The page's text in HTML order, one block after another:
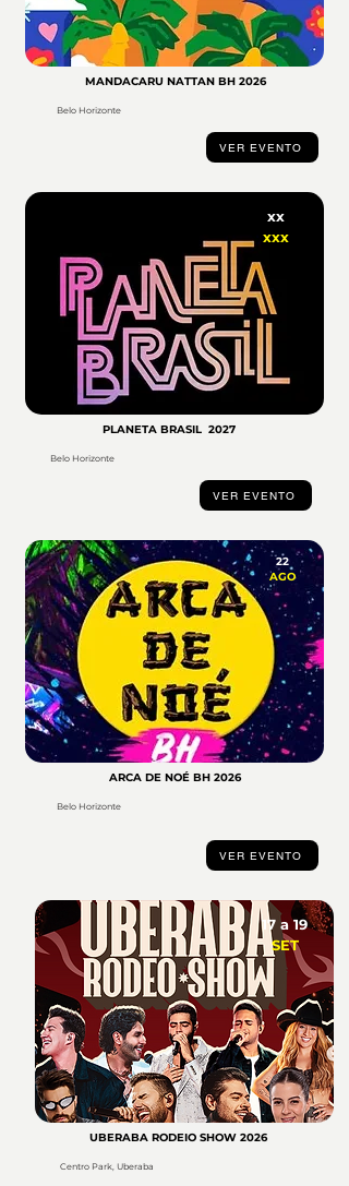
MANDACARU NATTAN BH 2026
Belo Horizonte
VER EVENTO
xx
xxx
PLANETA BRASIL 2027
Belo Horizonte
VER EVENTO
22
AGO
ARCA DE NOÉ BH 2026
Belo Horizonte
VER EVENTO
17 a 19
SET
UBERABA RODEIO SHOW 2026
Centro Park, Uberaba